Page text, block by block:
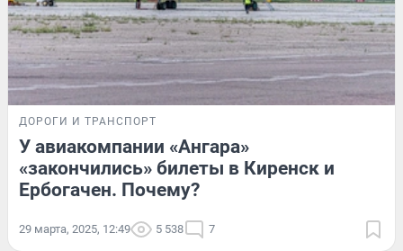
ДОРОГИ И ТРАНСПОРТ
У авиакомпании «Ангара»
«закончились» билеты в Киренск и
Ербогачен. Почему?
29 марта, 2025, 12:49 5 538 7